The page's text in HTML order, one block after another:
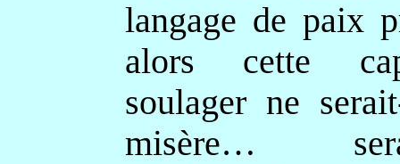
langage de paix
alors cette
soulager ne
misère…